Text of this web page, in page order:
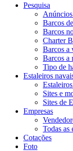
Pesquisa
Barcos
Barcos
Charter
Barcos a
Barcos a
Tipo de
Estaleiros
Sites e
Sites de
Empresas
Todas as
Cotações
Foto